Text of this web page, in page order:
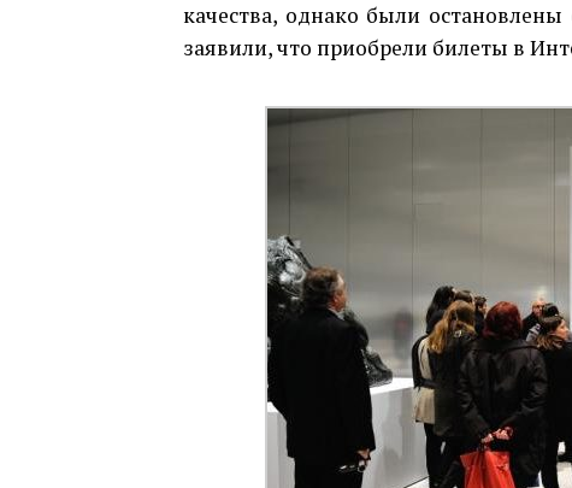
качества, однако были
заявили, что приобрели билеты в